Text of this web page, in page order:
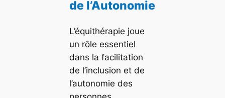
de l’Autonomie
L’équithérapie joue
un rôle essentiel
dans la facilitation
de l’inclusion et de
l’autonomie des